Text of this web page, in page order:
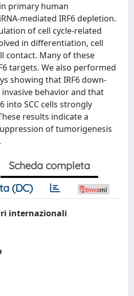
primary human
mediated IRF6 depletion.
of cell cycle-related
in differentiation, cell
contact. Many of these
targets. We also performed
showing that IRF6 down-
behavior and that
into SCC cells strongly
results indicate a
of tumorigenesis
Scheda completa
(DC)
internazionali